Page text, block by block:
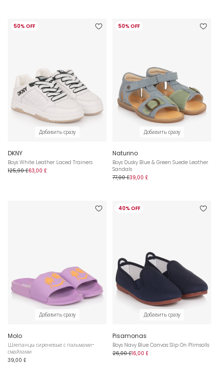
50% OFF
Добавить сразу
DKNY
Boys White Leather Laced Trainers
125,00 £63,00 £
50% OFF
Добавить сразу
Naturino
Boys Dusky Blue & Green Suede Leather
Sandals
77,00 £39,00 £
Добавить сразу
Molo
Шлепанцы сиреневые с пальмами-
смайлами
39,00 £
40% OFF
Добавить сразу
Pisamonas
Boys Navy Blue Canvas Slip On Plimsolls
26,00 £16,00 £